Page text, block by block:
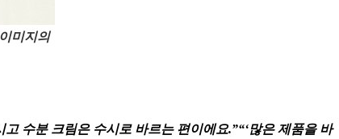
미지의
수분 크림은 수시로 바르는 편이에요.”“‘많은 제품을 바